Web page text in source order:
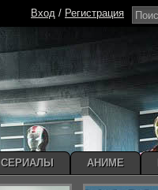
Вход / Регистрация
СЕРИАЛЫ АНИМЕ